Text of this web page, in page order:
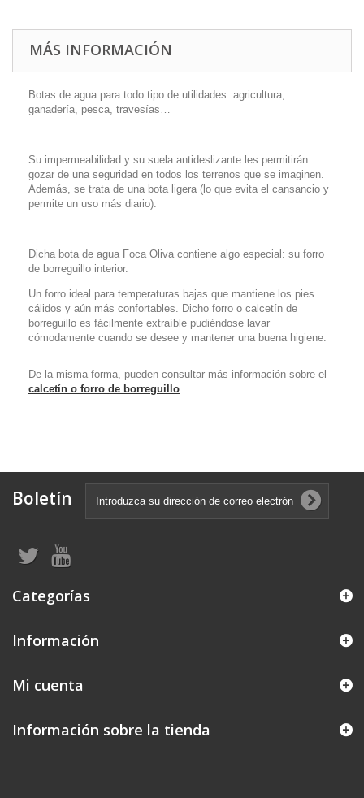
MÁS INFORMACIÓN
Botas de agua para todo tipo de utilidades: agricultura,
ganadería, pesca, travesías…
Su impermeabilidad y su suela antideslizante les permitirán
gozar de una seguridad en todos los terrenos que se imaginen.
Además, se trata de una bota ligera (lo que evita el cansancio y
permite un uso más diario).
Dicha bota de agua Foca Oliva contiene algo especial: su forro
de borreguillo interior.
Un forro ideal para temperaturas bajas que mantiene los pies
cálidos y aún más confortables. Dicho forro o calcetín de
borreguillo es fácilmente extraíble pudiéndose lavar
cómodamente cuando se desee y mantener una buena higiene.
De la misma forma, pueden consultar más información sobre el
calcetín o forro de borreguillo.
Boletín
Categorías
Información
Mi cuenta
Información sobre la tienda